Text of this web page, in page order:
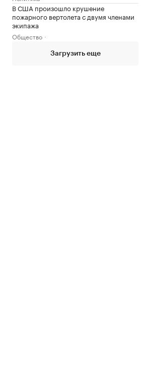
В США произошло крушение
пожарного вертолета с двумя членами
экипажа
Общество
Загрузить еще